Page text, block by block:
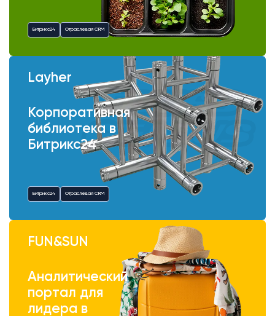
Битрикс24 Отраслевая CRM
Layher
Корпоративная
библиотека в
Битрикс24
Битрикс24 Отраслевая CRM
FUN&SUN
Аналитический
портал для
лидера в